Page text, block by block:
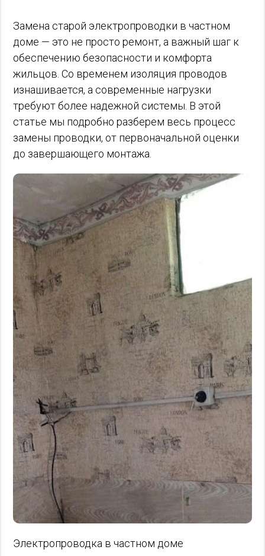
Замена старой электропроводки в частном
доме — это не просто ремонт, а важный шаг к
обеспечению безопасности и комфорта
жильцов. Со временем изоляция проводов
изнашивается, а современные нагрузки
требуют более надежной системы. В этой
статье мы подробно разберем весь процесс
замены проводки, от первоначальной оценки
до завершающего монтажа.
Электропроводка в частном доме